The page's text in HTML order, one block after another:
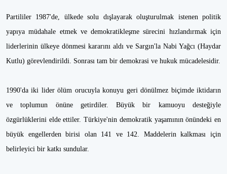
Partililer 1987'de, ülkede solu dışlayarak oluşturulmak istenen politik
yapıya müdahale etmek ve demokratikleşme sürecini hızlandırmak için
liderlerinin ülkeye dönmesi kararını aldı ve Sargın'la Nabi Yağcı (Haydar
Kutlu) görevlendirildi. Sonrası tam bir demokrasi ve hukuk mücadelesidir.
1990'da iki lider ölüm orucuyla konuyu geri dönülmez biçimde iktidarın
ve toplumun önüne getirdiler. Büyük bir kamuoyu desteğiyle
özgürlüklerini elde ettiler. Türkiye'nin demokratik yaşamının önündeki en
büyük engellerden birisi olan 141 ve 142. Maddelerin kalkması için
belirleyici bir katkı sundular.